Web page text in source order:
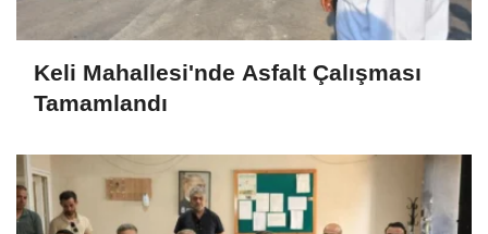
Keli Mahallesi'nde Asfalt Çalışması
Tamamlandı